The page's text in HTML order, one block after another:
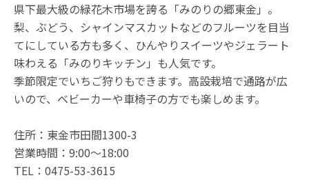
県下最大級の緑花木市場を誇る「みのりの郷東金」。
梨、ぶどう、シャインマスカットなどのフルーツを目当
てにしている方も多く、ひんやりスイーツやジェラート
味わえる「みのりキッチン」も人気です。
季節限定でいちご狩りもできます。高設栽培で通路が広
いので、ベビーカーや車椅子の方でも楽しめます。
住所：東金市田間1300-3
営業時間：9:00～18:00
TEL：0475-53-3615